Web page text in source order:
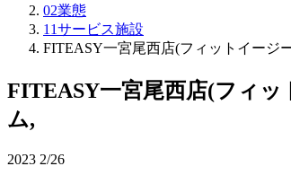
02業態
11サービス施設
FITEASY一宮尾西店(フィットイージ
FITEASY一宮尾西店(フィッ
ム,
2023 2/26